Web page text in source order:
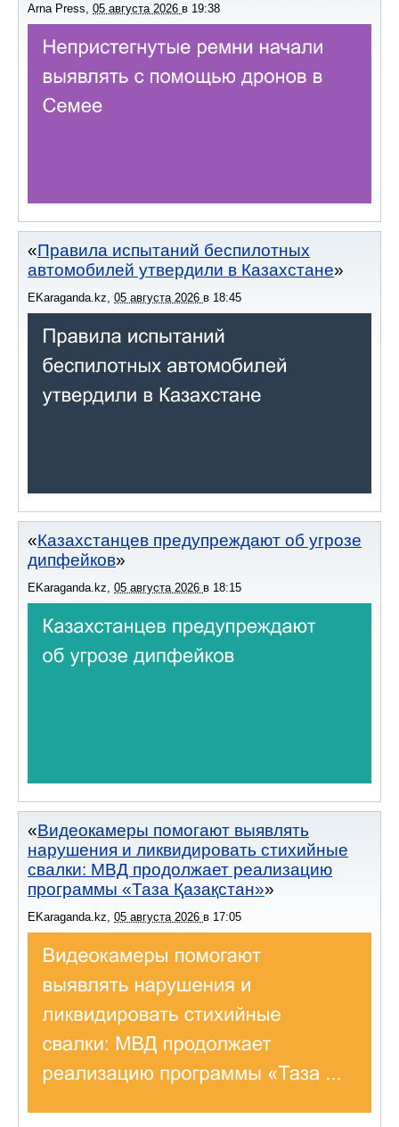
Arna Press 05 августа 2026 в 19:38
Правила испытаний беспилотных
автомобилей утвердили в Казахстане
EKaraganda.kz, 05 августа 2026 в 18:45
Казахстанцев предупреждают об угрозе
дипфейков
EKaraganda.kz, 05 августа 2026 в 18:15
Видеокамеры помогают выявлять
нарушения и ликвидировать стихийные
свалки: МВД продолжает реализацию
программы «Таза Қазақстан»
EKaraganda.kz 05 августа 2026 в 17:05